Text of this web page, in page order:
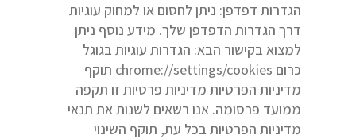
הגדרות דפדפן: ניתן לחסום או למחוק עוגיות
דרך הגדרות הדפדפן שלך. מידע נוסף ניתן
למצוא בקישור הבא: הגדרות עוגיות בגוגל
כרום chrome://settings/cookies תוקף
מדיניות הפרטיות מדיניות פרטיות זו תקפה
ממועד פרסומה. אנו רשאים לשנות את תנאי
מדיניות הפרטיות בכל עת, תוקף השינוי